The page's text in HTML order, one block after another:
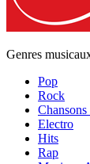
Genres
Pop
Rock
Chansons
Electro
Hits
Rap